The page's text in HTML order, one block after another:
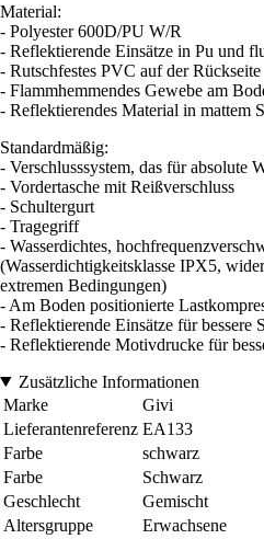
Material:
- Polyester 600D/PU W/R
- Reflektierende Einsätze in Pu und
- Rutschfestes PVC auf der Rückseite
- Flammhemmendes Gewebe am
- Reflektierendes Material in mattem
Standardmäßig:
- Verschlusssystem, das für absolute
- Vordertasche mit Reißverschluss
- Schultergurt
- Tragegriff
- Wasserdichtes,
(Wasserdichtigkeitsklasse IPX5,
extremen Bedingungen)
- Am Boden positionierte
- Reflektierende Einsätze für bessere
- Reflektierende Motivdrucke für
Zusätzliche Informationen
Marke
Givi
Lieferantenreferenz EA133
Farbe
schwarz
Farbe
Schwarz
Geschlecht
Gemischt
Altersgruppe
Erwachsene